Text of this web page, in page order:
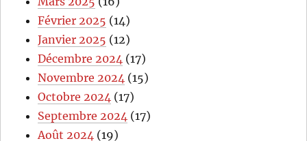
Février 2025 (14)
Janvier 2025 (12)
Décembre 2024 (17)
Novembre 2024 (15)
Octobre 2024 (17)
Septembre 2024 (17)
Août 2024 (19)